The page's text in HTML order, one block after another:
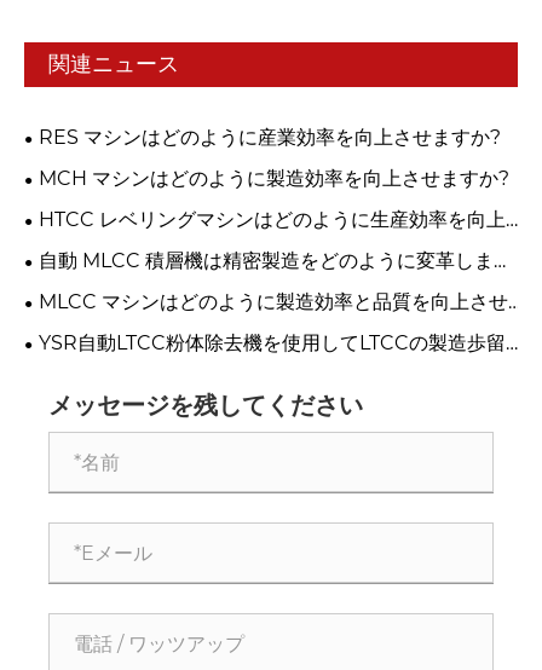
関連ニュース
RES マシンはどのように産業効率を向上させますか?
MCH マシンはどのように製造効率を向上させますか?
HTCC レベリングマシンはどのように生産効率を向上
させますか?
自動 MLCC 積層機は精密製造をどのように変革します
か?
MLCC マシンはどのように製造効率と品質を向上させ
るのでしょうか?
YSR自動LTCC粉体除去機を使用してLTCCの製造歩留
メッセージを残してください